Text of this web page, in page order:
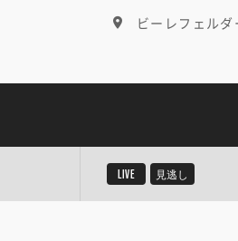
ビーレフェルダ
LIVE 見逃し